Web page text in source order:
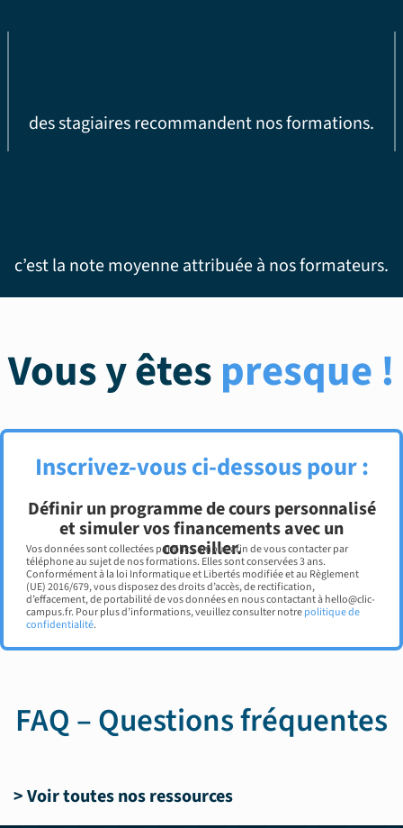
des stagiaires recommandent nos formations.
c’est la note moyenne attribuée à nos formateurs.
Vous y êtespresque !
Inscrivez-vous ci-dessous pour :
Définir un programme de cours personnalisé
et simuler vos financements avec un
conseiller.
Vos données sont collectées par Clic Campus afin de vous contacter par
téléphone au sujet de nos formations. Elles sont conservées 3 ans.
Conformément à la loi Informatique et Libertés modifiée et au Règlement
(UE) 2016/679, vous disposez des droits d’accès, de rectification,
d’effacement, de portabilité de vos données en nous contactant à hello@clic-
campus.fr. Pour plus d’informations, veuillez consulter notrepolitique de
confidentialité.
FAQ – Questions fréquentes
>Voir toutes nos ressources